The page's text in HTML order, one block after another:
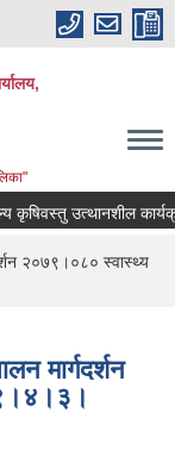
उत्थानशील कार्यक्रम,
२०७९।०८० स्वास्थ्य
मार्गदर्शन